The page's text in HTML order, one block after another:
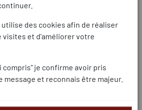
des cookies afin de réaliser
visites et d'améliorer votre
compris" je confirme avoir pris
message et reconnais être majeur.